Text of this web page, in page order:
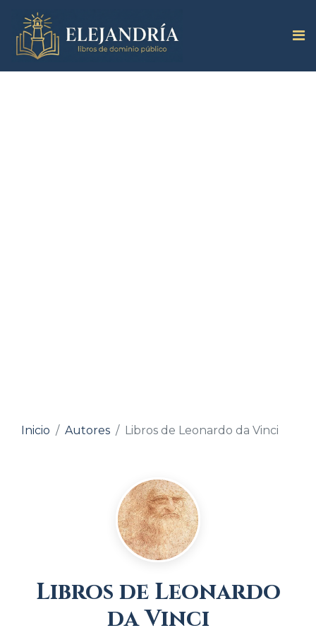
Inicio Autores Libros de Leonardo da Vinci
Libros de Leonardo
da Vinci